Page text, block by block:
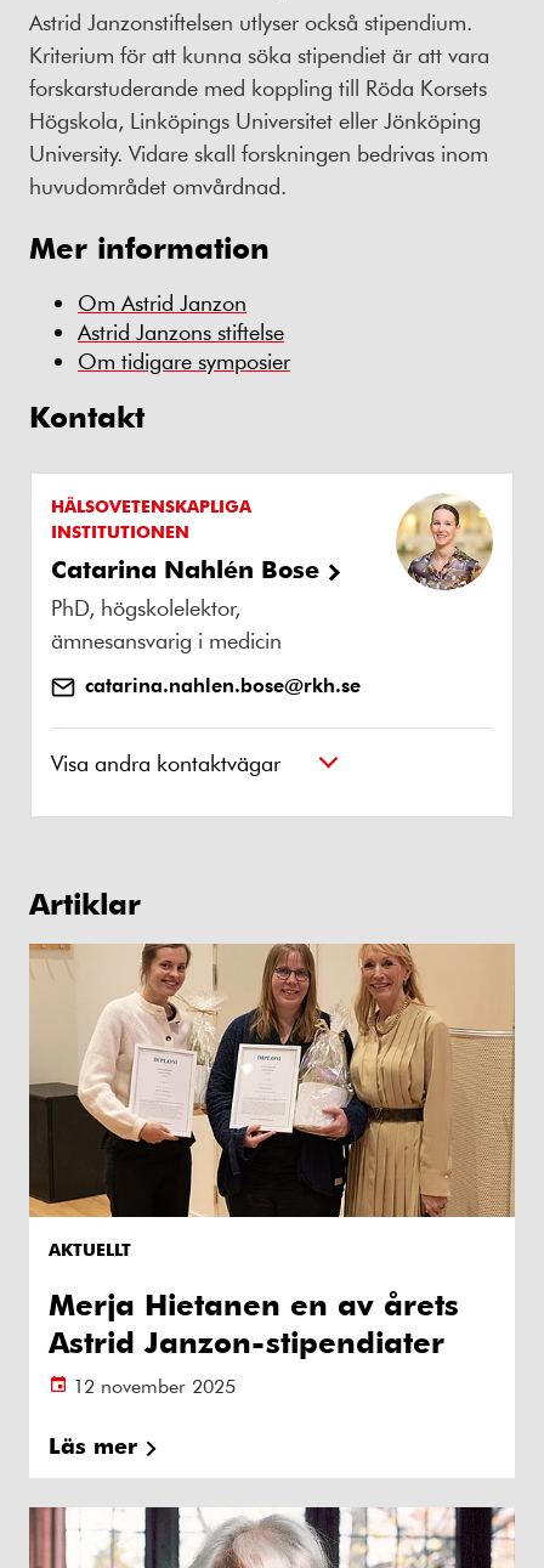
Astrid Janzonstiftelsen utlyser också stipendium.
Kriterium för att kunna söka stipendiet är att vara
forskarstuderande med koppling till Röda Korsets
Högskola, Linköpings Universitet eller Jönköping
University. Vidare skall forskningen bedrivas inom
huvudområdet omvårdnad.
Mer information
Om Astrid Janzon
Astrid Janzons stiftelse
Om tidigare symposier
Kontakt
HÄLSOVETENSKAPLIGA
INSTITUTIONEN
Catarina Nahlén Bose
PhD, högskolelektor,
ämnesansvarig i medicin
catarina.nahlen.bose@rkh.se
Visa andra kontaktvägar
Artiklar
AKTUELLT
Merja Hietanen en av årets
Astrid Janzon-stipendiater
12 november 2025
Läs mer